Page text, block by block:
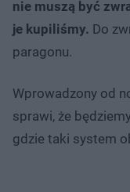
nie muszą być
je kupiliśmy. Do
paragonu.
Wprowadzony od
sprawi, że
gdzie taki system